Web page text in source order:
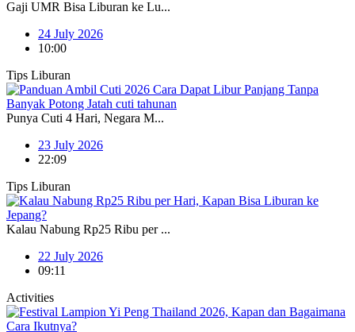
Gaji UMR Bisa Liburan ke Lu...
24 July 2026
10:00
Tips Liburan
Punya Cuti 4 Hari, Negara M...
23 July 2026
22:09
Tips Liburan
Kalau Nabung Rp25 Ribu per ...
22 July 2026
09:11
Activities